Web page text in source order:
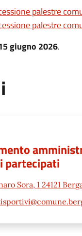
palestre
palestre
giugno 2026.
partecipati
Sora, 1 24121